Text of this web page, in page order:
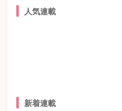
人気連載
新着連載